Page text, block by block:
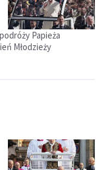
Papieża
Młodzieży